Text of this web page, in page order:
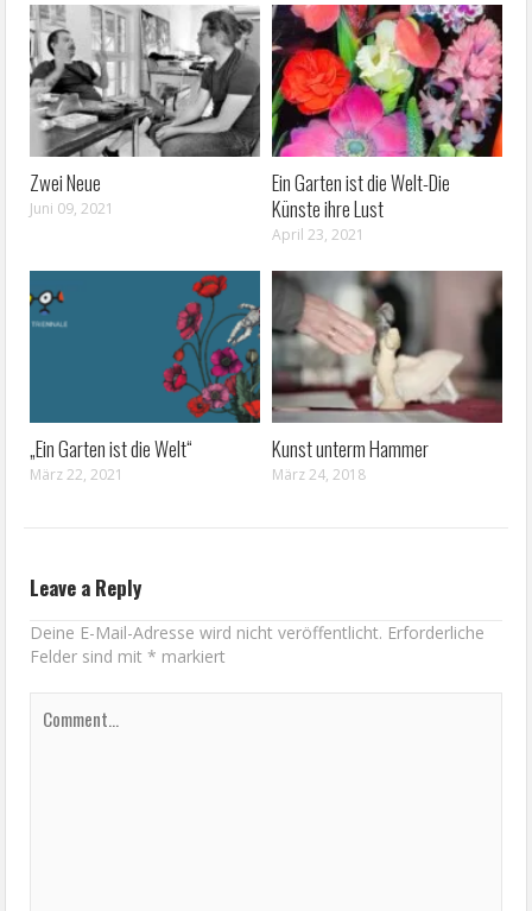
Zwei Neue
Juni 09, 2021
Ein Garten ist die Welt-Die
Künste ihre Lust
April 23, 2021
„Ein Garten ist die Welt“
März 22, 2021
Kunst unterm Hammer
März 24, 2018
Leave a Reply
Deine E-Mail-Adresse wird nicht veröffentlicht. Erforderliche
Felder sind mit* markiert